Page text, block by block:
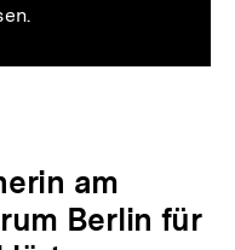
am
Berlin für